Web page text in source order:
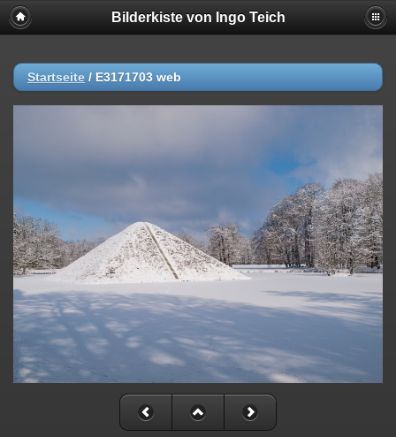
Bilderkiste von Ingo Teich
Startseite / E3171703 web